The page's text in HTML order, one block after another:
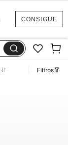
CONSIGUE
Filtros